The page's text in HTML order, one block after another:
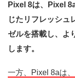
Pixel 8は、Pixel
じたリフレッシュ
ゼルを搭載し、よ
します。
一方、Pixel 8aは